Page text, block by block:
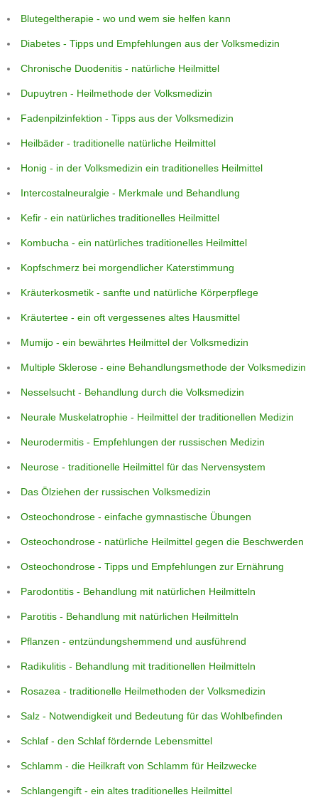
Blutegeltherapie - wo und wem sie helfen kann
Diabetes - Tipps und Empfehlungen aus der Volksmedizin
Chronische Duodenitis - natürliche Heilmittel
Dupuytren - Heilmethode der Volksmedizin
Fadenpilzinfektion - Tipps aus der Volksmedizin
Heilbäder - traditionelle natürliche Heilmittel
Honig - in der Volksmedizin ein traditionelles Heilmittel
Intercostalneuralgie - Merkmale und Behandlung
Kefir - ein natürliches traditionelles Heilmittel
Kombucha - ein natürliches traditionelles Heilmittel
Kopfschmerz bei morgendlicher Katerstimmung
Kräuterkosmetik - sanfte und natürliche Körperpflege
Kräutertee - ein oft vergessenes altes Hausmittel
Mumijo - ein bewährtes Heilmittel der Volksmedizin
Multiple Sklerose - eine Behandlungsmethode der Volksmedizin
Nesselsucht - Behandlung durch die Volksmedizin
Neurale Muskelatrophie - Heilmittel der traditionellen Medizin
Neurodermitis - Empfehlungen der russischen Medizin
Neurose - traditionelle Heilmittel für das Nervensystem
Das Ölziehen der russischen Volksmedizin
Osteochondrose - einfache gymnastische Übungen
Osteochondrose - natürliche Heilmittel gegen die Beschwerden
Osteochondrose - Tipps und Empfehlungen zur Ernährung
Parodontitis - Behandlung mit natürlichen Heilmitteln
Parotitis - Behandlung mit natürlichen Heilmitteln
Pflanzen - entzündungshemmend und ausführend
Radikulitis - Behandlung mit traditionellen Heilmitteln
Rosazea - traditionelle Heilmethoden der Volksmedizin
Salz - Notwendigkeit und Bedeutung für das Wohlbefinden
Schlaf - den Schlaf fördernde Lebensmittel
Schlamm - die Heilkraft von Schlamm für Heilzwecke
Schlangengift - ein altes traditionelles Heilmittel